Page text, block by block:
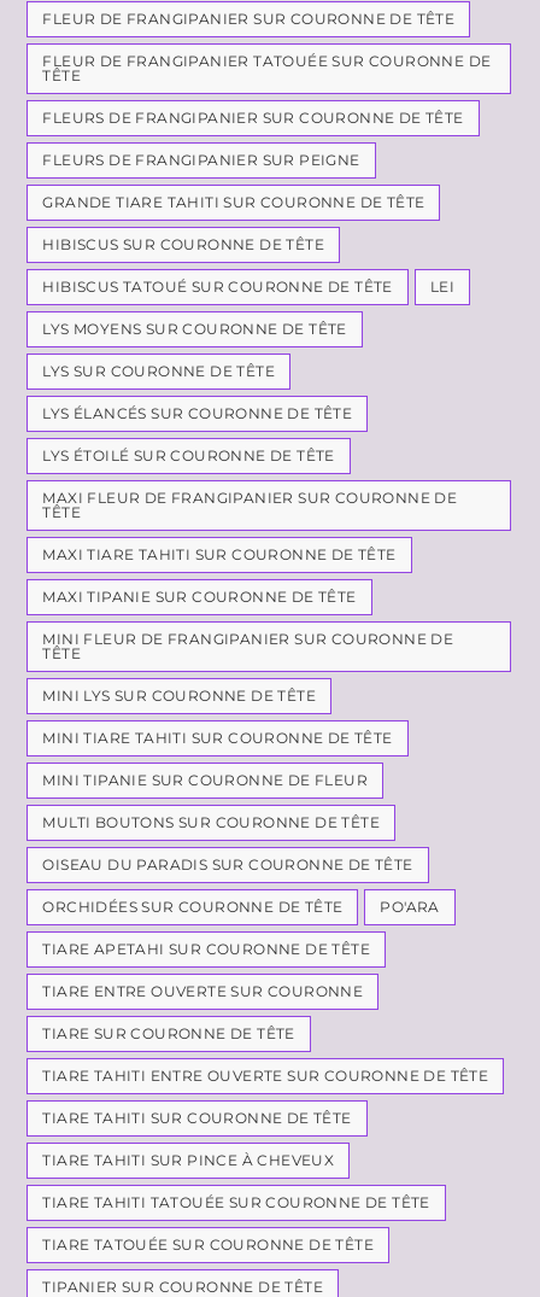
FLEUR DE FRANGIPANIER SUR COURONNE DE TÊTE
FLEUR DE FRANGIPANIER TATOUÉE SUR COURONNE DE
TÊTE
FLEURS DE FRANGIPANIER SUR COURONNE DE TÊTE
FLEURS DE FRANGIPANIER SUR PEIGNE
GRANDE TIARE TAHITI SUR COURONNE DE TÊTE
HIBISCUS SUR COURONNE DE TÊTE
HIBISCUS TATOUÉ SUR COURONNE DE TÊTE LEI
LYS MOYENS SUR COURONNE DE TÊTE
LYS SUR COURONNE DE TÊTE
LYS ÉLANCÉS SUR COURONNE DE TÊTE
LYS ÉTOILÉ SUR COURONNE DE TÊTE
MAXI FLEUR DE FRANGIPANIER SUR COURONNE DE
TÊTE
MAXI TIARE TAHITI SUR COURONNE DE TÊTE
MAXI TIPANIE SUR COURONNE DE TÊTE
MINI FLEUR DE FRANGIPANIER SUR COURONNE DE
TÊTE
MINI LYS SUR COURONNE DE TÊTE
MINI TIARE TAHITI SUR COURONNE DE TÊTE
MINI TIPANIE SUR COURONNE DE FLEUR
MULTI BOUTONS SUR COURONNE DE TÊTE
OISEAU DU PARADIS SUR COURONNE DE TÊTE
ORCHIDÉES SUR COURONNE DE TÊTE PO'ARA
TIARE APETAHI SUR COURONNE DE TÊTE
TIARE ENTRE OUVERTE SUR COURONNE
TIARE SUR COURONNE DE TÊTE
TIARE TAHITI ENTRE OUVERTE SUR COURONNE DE TÊTE
TIARE TAHITI SUR COURONNE DE TÊTE
TIARE TAHITI SUR PINCE À CHEVEUX
TIARE TAHITI TATOUÉE SUR COURONNE DE TÊTE
TIARE TATOUÉE SUR COURONNE DE TÊTE
TIPANIER SUR COURONNE DE TÊTE